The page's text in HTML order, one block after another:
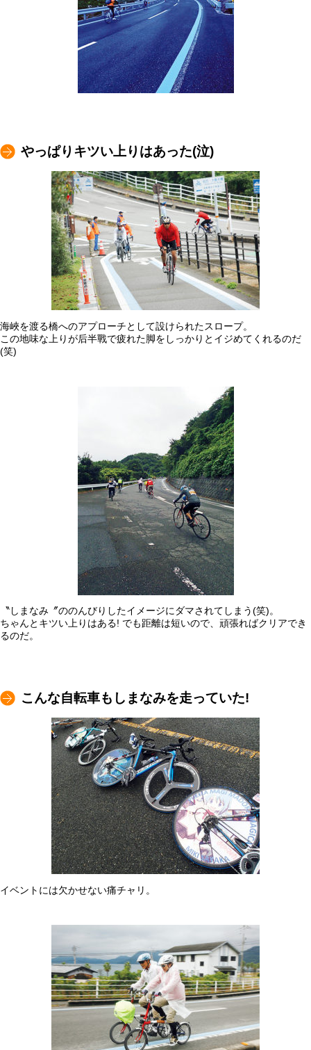
やっぱりキツい上りはあった(泣)
海峽を渡る橋へのアプローチとして設けられたスロープ。
この地味な上りが后半戰で疲れた脚をしっかりとイジめてくれるのだ
(笑)
〝しまなみ〞ののんびりしたイメージにダマされてしまう(笑)。
ちゃんとキツい上りはある! でも距離は短いので、頑張ればクリアでき
るのだ。
こんな自転車もしまなみを走っていた!
イベントには欠かせない痛チャリ。